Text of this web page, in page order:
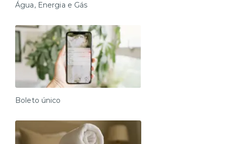
Água, Energia e Gás
Boleto único